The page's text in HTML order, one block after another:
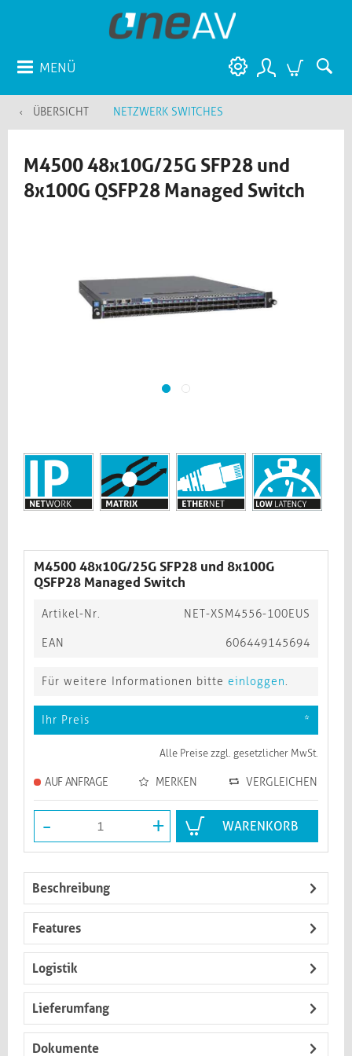
MENÜ
ÜBERSICHT NETZWERK SWITCHES
M4500 48x10G/25G SFP28 und
8x100G QSFP28 Managed Switch
M4500 48x10G/25G SFP28 und 8x100G
QSFP28 Managed Switch
Artikel-Nr. NET-XSM4556-100EUS
EAN 606449145694
Für weitere Informationen bitte einloggen.
Ihr Preis *
Alle Preise zzgl. gesetzlicher MwSt.
AUF ANFRAGE MERKEN VERGLEICHEN
- + WARENKORB
Beschreibung
Features
Logistik
Lieferumfang
Dokumente